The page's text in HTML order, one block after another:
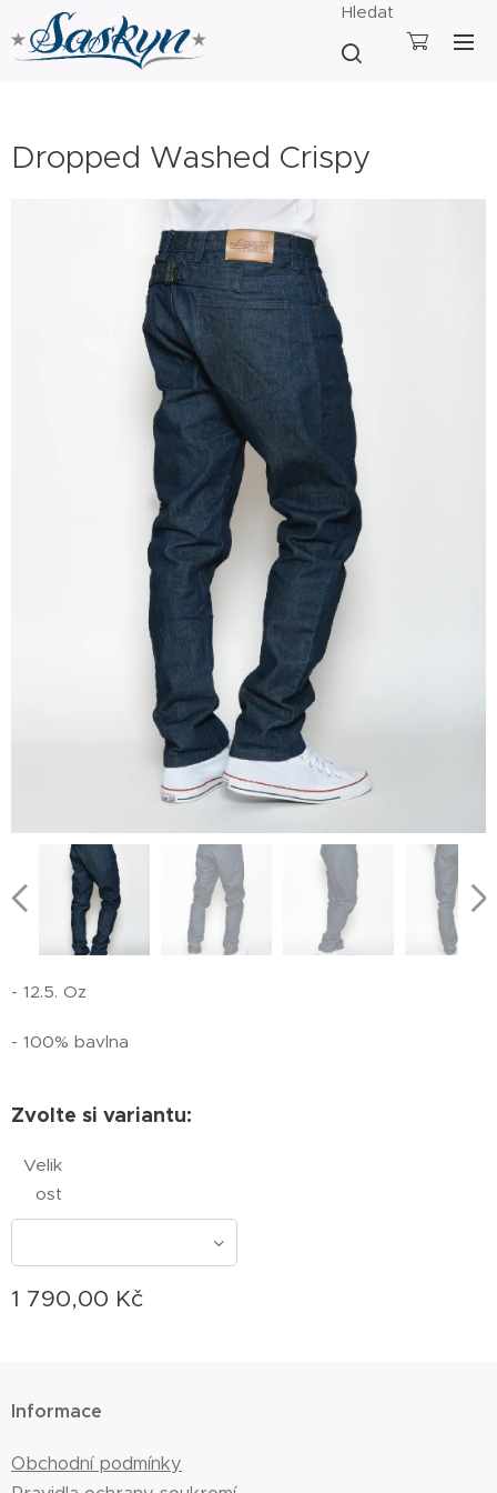
Hledat
Dropped Washed Crispy
- 12.5. Oz
- 100% bavlna
Zvolte si variantu:
Velik
ost
1 790,00 Kč
Informace
Obchodní podmínky